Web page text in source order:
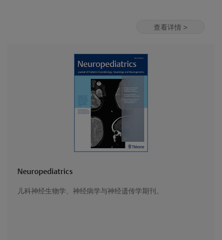
查看详情 >
Neuropediatrics
儿科神经生物学、神经病学与神经遗传学期刊。